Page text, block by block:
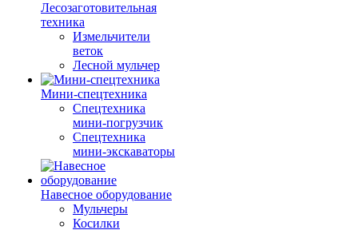
Лесозаготовительная
техника
Измельчители
веток
Лесной мульчер
Мини-спецтехника
Спецтехника
мини-погрузчик
Спецтехника
мини-экскаваторы
Навесное оборудование
Мульчеры
Косилки